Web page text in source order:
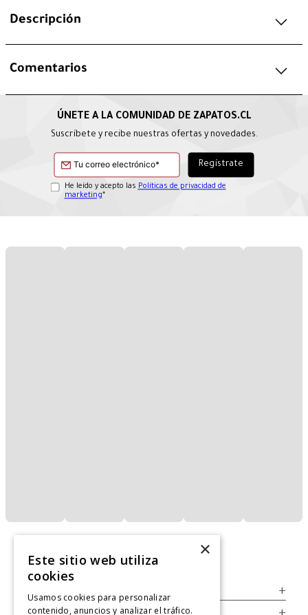
Descripción
Comentarios
Suscríbete y recibe nuestras ofertas y novedades.
He leído y acepto las Políticas de privacidad de
marketing*
+
Legal
×
Este sitio web utiliza
cookies
Usamos cookies para personalizar
contenido, anuncios y analizar el tráfico.